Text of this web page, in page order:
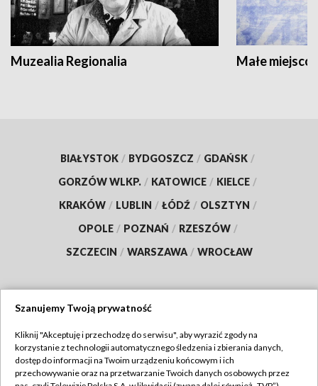
Muzealia Regionalia Małe
BIAŁYSTOK / BYDGOSZCZ / GDAŃSK /
GORZÓW WLKP. / KATOWICE / KIELCE /
KRAKÓW / LUBLIN / ŁÓDŹ / OLSZTYN /
OPOLE / POZNAŃ / RZESZÓW /
SZCZECIN / WARSZAWA / WROCŁAW
TVP
Abonament TVP
Regulamin TVP
Szanujemy Twoją prywatność
Kliknij "Akceptuję i przechodzę do serwisu", aby wyrazić zgody na
korzystanie z technologii automatycznego śledzenia i zbierania danych,
dostęp do informacji na Twoim urządzeniu końcowym i ich
przechowywanie oraz na przetwarzanie Twoich danych osobowych przez